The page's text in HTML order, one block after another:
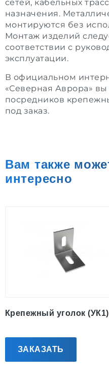
сетей, кабельных
назначения.
монтируются без
Монтаж изделий
соответствии с
эксплуатации.
В официальном
«Северная Аврора»
посредников
под заказ.
Вам также
интересно
Крепежный уголок (УК1)
ЗАКАЗАТЬ